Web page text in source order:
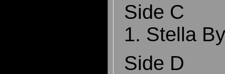
Side C
1. Stella
Side D